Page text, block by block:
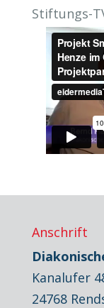
Stiftungs-
Anschrift
Kanalufer
24768